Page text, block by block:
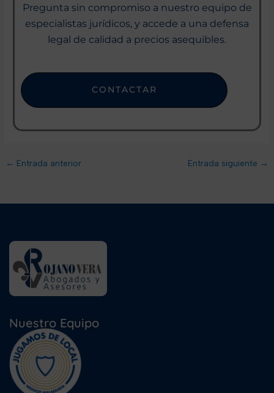
Pregunta sin compromiso a nuestro equipo de
especialistas jurídicos, y accede a una defensa
legal de calidad a precios asequibles.
CONTACTAR
← Entrada anterior Entrada siguiente →
Nuestro Equipo